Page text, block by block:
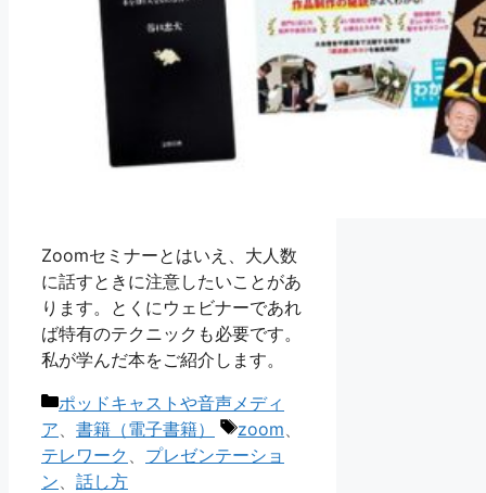
Zoomセミナーとはいえ、大人数
に話すときに注意したいことがあ
ります。とくにウェビナーであれ
ば特有のテクニックも必要です。
私が学んだ本をご紹介します。
カ
ゴ
ポッドキャストや音声メディ
ア
書籍（電子書籍）
タ
グ
zoom
テレワーク
プレゼンテーショ
ン
話し方